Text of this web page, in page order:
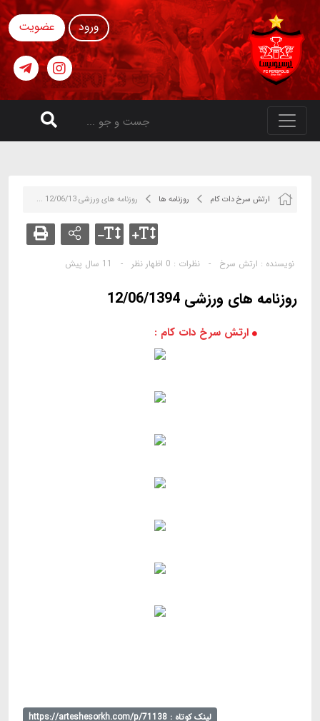
ورود عضویت
ارتش سرخ دات کام روزنامه ها روزنامه های ورزشی 12/06/13 ...
نویسنده : ارتش سرخ - نظرات : 0 اظهار نظر - 11 سال پیش
روزنامه های ورزشی 12/06/1394
ارتش سرخ دات کام :
لینک کوتاه : https://arteshesorkh.com/p/71138